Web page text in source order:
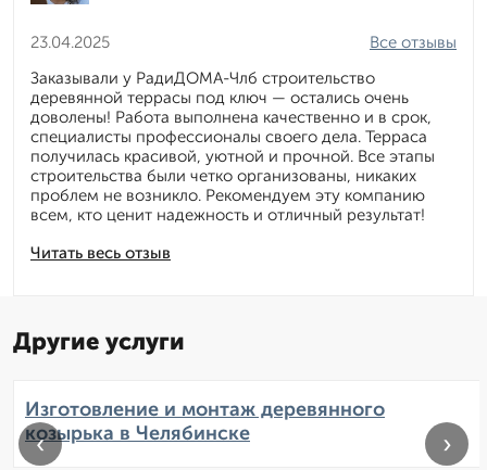
23.04.2025
Читать весь отзыв
Все отзывы
Заказывали у РадиДОМА-Члб строительство
деревянной террасы под ключ — остались очень
доволены! Работа выполнена качественно и в срок,
специалисты профессионалы своего дела. Терраса
получилась красивой, уютной и прочной. Все этапы
строительства были четко организованы, никаких
проблем не возникло. Рекомендуем эту компанию
всем, кто ценит надежность и отличный результат!
Другие услуги
Изготовление и монтаж деревянного
козырька в Челябинске
‹ ›